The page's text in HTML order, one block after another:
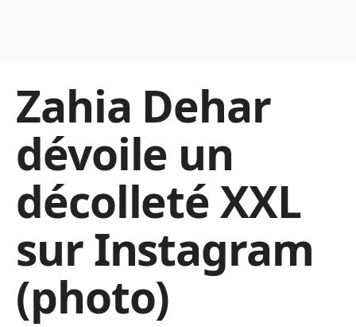
Zahia Dehar
dévoile un
décolleté XXL
sur Instagram
(photo)